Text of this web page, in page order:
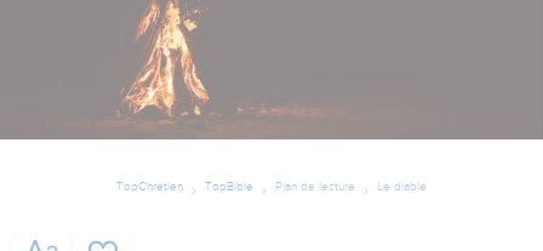
TopChrétien TopBible Plan de lecture Le diable